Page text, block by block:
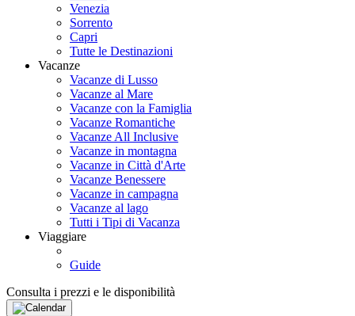
Venezia
Sorrento
Capri
Tutte le Destinazioni
Vacanze
Vacanze di Lusso
Vacanze al Mare
Vacanze con la Famiglia
Vacanze Romantiche
Vacanze All Inclusive
Vacanze in montagna
Vacanze in Città d'Arte
Vacanze Benessere
Vacanze in campagna
Vacanze al lago
Tutti i Tipi di Vacanza
Viaggiare
Guide
Consulta i prezzi e le disponibilità